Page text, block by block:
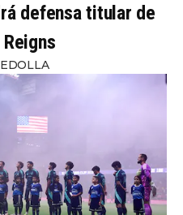
defensa titular de